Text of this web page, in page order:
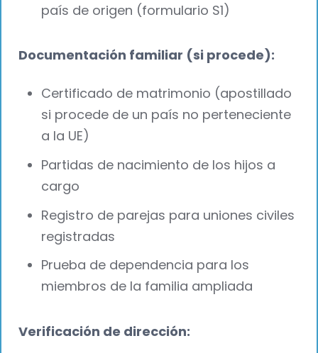
país de origen (formulario S1)
Documentación familiar (si procede):
Certificado de matrimonio (apostillado
si procede de un país no perteneciente
a la UE)
Partidas de nacimiento de los hijos a
cargo
Registro de parejas para uniones civiles
registradas
Prueba de dependencia para los
miembros de la familia ampliada
Verificación de dirección: